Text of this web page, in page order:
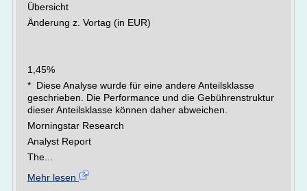
Übersicht
Änderung z. Vortag (in EUR)
1,45%
* Diese Analyse wurde für eine andere Anteilsklasse
geschrieben. Die Performance und die Gebührenstruktur
dieser Anteilsklasse können daher abweichen.
Morningstar Research
Analyst Report
The...
Mehr lesen